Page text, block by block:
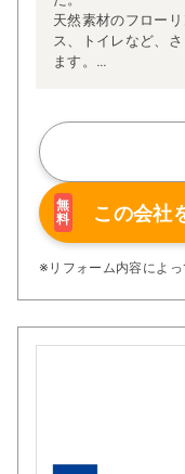
天然素材のフロー
ス、トイレなど、
ます。
お客様満足を第一
で、安心・安全の
リフォームをご検
りませんのでお気
無
料
この会社
※リフォーム内容によっ